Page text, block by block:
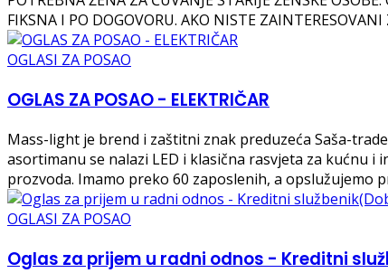
FIKSNA I PO DOGOVORU. AKO NISTE
OGLASI ZA POSAO
OGLAS ZA POSAO - ELEKTRIČAR
Mass-light je brend i zaštitni znak preduzeća Saša-
asortimanu se nalazi LED i klasična rasvjeta za
prozvoda. Imamo preko 60 zaposlenih, a opslužujemo
OGLASI ZA POSAO
Oglas za prijem u radni odnos - Kreditni